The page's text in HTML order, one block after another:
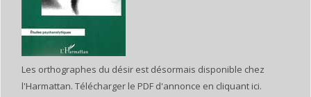
Les orthographes du désir est désormais disponible chez
l'Harmattan. Télécharger le PDF d'annonce en cliquant ici.